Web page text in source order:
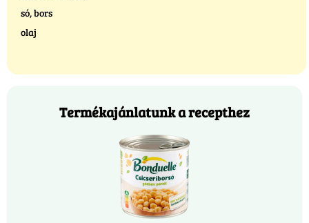
só, bors
olaj
Termékajánlatunk a recepthez